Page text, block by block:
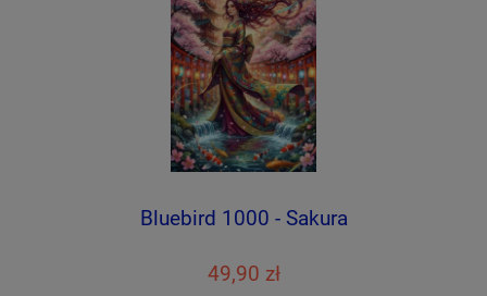
Bluebird 1000 - Sakura
49,90 zł